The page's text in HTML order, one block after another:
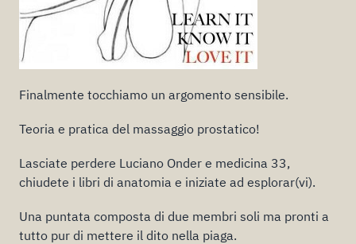
Finalmente tocchiamo un argomento sensibile.
Teoria e pratica del massaggio prostatico!
Lasciate perdere Luciano Onder e medicina 33,
chiudete i libri di anatomia e iniziate ad esplorar(vi).
Una puntata composta di due membri soli ma pronti a
tutto pur di mettere il dito nella piaga.